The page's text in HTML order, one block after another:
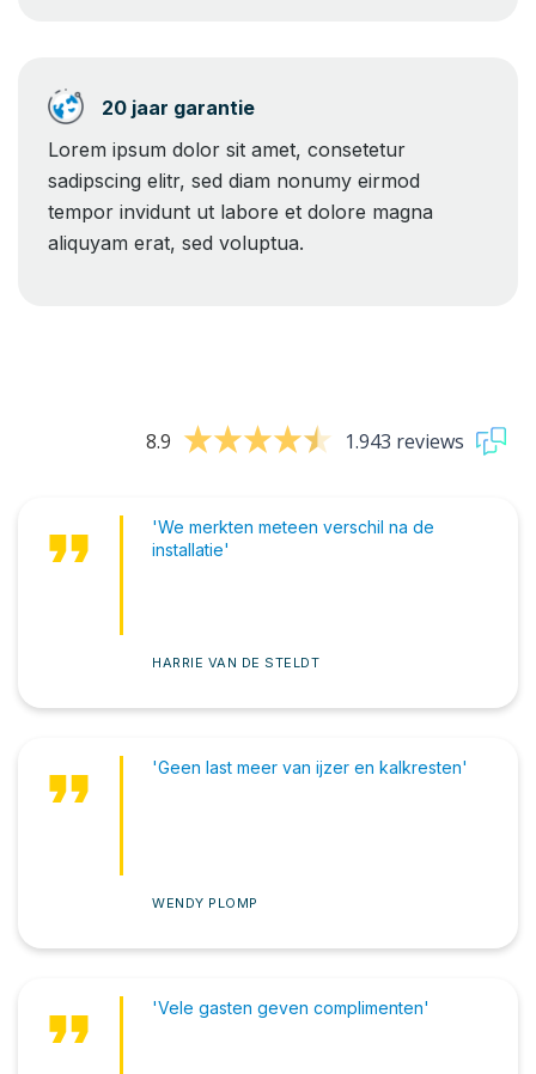
20 jaar garantie
Lorem ipsum dolor sit amet, consetetur
sadipscing elitr, sed diam nonumy eirmod
tempor invidunt ut labore et dolore magna
aliquyam erat, sed voluptua.
8.9 1.943 reviews
format_quote
'We merkten meteen verschil na de
installatie'
HARRIE VAN DE STELDT
format_quote 'Geen last meer van ijzer en kalkresten'
WENDY PLOMP
format_quote 'Vele gasten geven complimenten'